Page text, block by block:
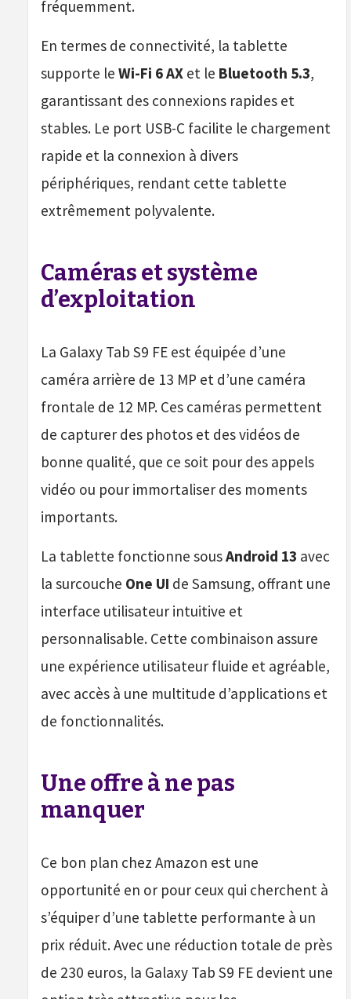
fréquemment.
En termes de connectivité, la tablette
supporte le Wi-Fi 6 AX et le Bluetooth 5.3,
garantissant des connexions rapides et
stables. Le port USB-C facilite le chargement
rapide et la connexion à divers
périphériques, rendant cette tablette
extrêmement polyvalente.
Caméras et système
d’exploitation
La Galaxy Tab S9 FE est équipée d’une
caméra arrière de 13 MP et d’une caméra
frontale de 12 MP. Ces caméras permettent
de capturer des photos et des vidéos de
bonne qualité, que ce soit pour des appels
vidéo ou pour immortaliser des moments
importants.
La tablette fonctionne sousAndroid 13 avec
la surcouche One UI de Samsung, offrant une
interface utilisateur intuitive et
personnalisable. Cette combinaison assure
une expérience utilisateur fluide et agréable,
avec accès à une multitude d’applications et
de fonctionnalités.
Une offre à ne pas
manquer
Ce bon plan chez Amazon est une
opportunité en or pour ceux qui cherchent à
s’équiper d’une tablette performante à un
prix réduit. Avec une réduction totale de près
de 230 euros, la Galaxy Tab S9 FE devient une